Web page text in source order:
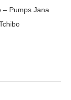
– Pumps Jana